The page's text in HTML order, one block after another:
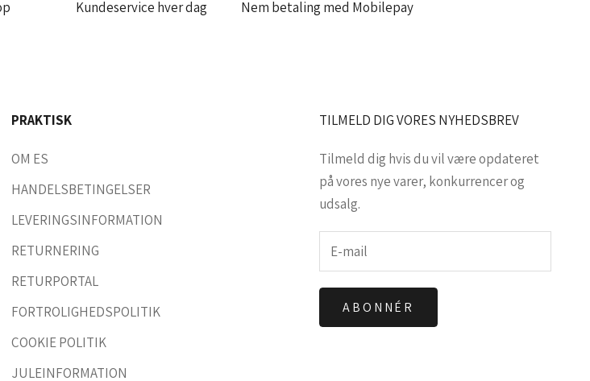
Kundeservice hver dag Nem betaling med Mobilepay
PRAKTISK
OM ES
HANDELSBETINGELSER
LEVERINGSINFORMATION
RETURNERING
RETURPORTAL
FORTROLIGHEDSPOLITIK
COOKIE POLITIK
JULEINFORMATION
TILMELD DIG VORES NYHEDSBREV
Tilmeld dig hvis du vil være opdateret
på vores nye varer, konkurrencer og
udsalg.
ABONNÉR